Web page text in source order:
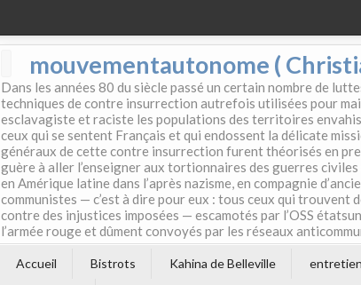
mouvementautonome (
Dans les années 80 du siècle passé un certain nombre de
techniques de contre insurrection autrefois utilisées pour
esclavagiste et raciste les populations des territoires
ceux qui se sentent Français et qui endossent la délicate
généraux de cette contre insurrection furent théorisés en
guère à aller l’enseigner aux tortionnaires des guerres
en Amérique latine dans l’après nazisme, en compagnie
communistes — c’est à dire pour eux : tous ceux qui trouvent
contre des injustices imposées — escamotés par l’OSS
l’armée rouge et dûment convoyés par les réseaux
Accueil Bistrots Kahina de Belleville